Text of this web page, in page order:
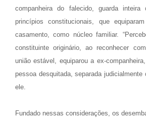
companheira do falecido, guarda inteira
princípios constitucionais, que
casamento, como núcleo familiar.
constituinte originário, ao reconhecer
união estável, equiparou a ex-
pessoa desquitada, separada judicialmente
ele.
Fundado nessas considerações, os